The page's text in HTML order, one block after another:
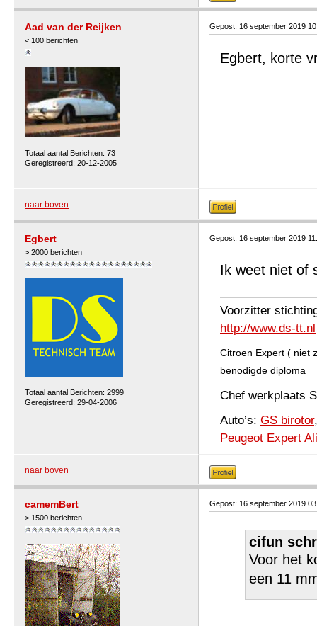
Aad van der Reijken
< 100 berichten
Totaal aantal Berichten: 73
Geregistreerd: 20-12-2005
Gepost: 16 september 2019
Egbert, korte
naar boven
Egbert
> 2000 berichten
Totaal aantal Berichten: 2999
Geregistreerd: 29-04-2006
Gepost: 16 september 2019
Ik weet niet of
Voorzitter
http://www.ds-tt.nl
Citroen Expert ( niet
benodigde diploma
Chef werkplaats
Auto’s: GS birotor
Peugeot Expert
naar boven
camemBert
> 1500 berichten
Gepost: 16 september 2019
cifun
Voor het
een 11